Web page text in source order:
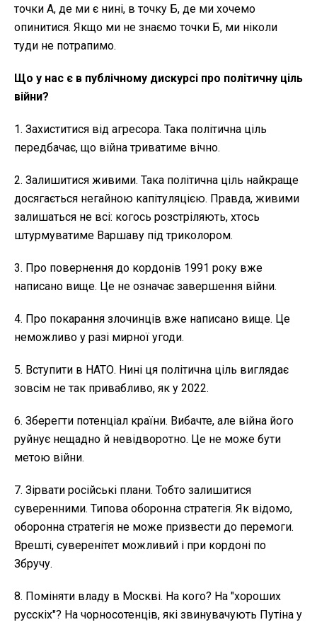
точки А, де ми є нині, в точку Б, де ми хочемо
опинитися. Якщо ми не знаємо точки Б, ми ніколи
туди не потрапимо.
Що у нас є в публічному дискурсі про політичну ціль
війни?
1. Захиститися від агресора. Така політична ціль
передбачає, що війна триватиме вічно.
2. Залишитися живими. Така політична ціль найкраще
досягається негайною капітуляцією. Правда, живими
залишаться не всі: когось розстріляють, хтось
штурмуватиме Варшаву під триколором.
3. Про повернення до кордонів 1991 року вже
написано вище. Це не означає завершення війни.
4. Про покарання злочинців вже написано вище. Це
неможливо у разі мирної угоди.
5. Вступити в НАТО. Нині ця політична ціль виглядає
зовсім не так привабливо, як у 2022.
6. Зберегти потенціал країни. Вибачте, але війна його
руйнує нещадно й невідворотно. Це не може бути
метою війни.
7. Зірвати російські плани. Тобто залишитися
суверенними. Типова оборонна стратегія. Як відомо,
оборонна стратегія не може призвести до перемоги.
Врешті, суверенітет можливий і при кордоні по
Збручу.
8. Поміняти владу в Москві. На кого? На "хороших
русскіх"? На чорносотенців, які звинувачують Путіна у